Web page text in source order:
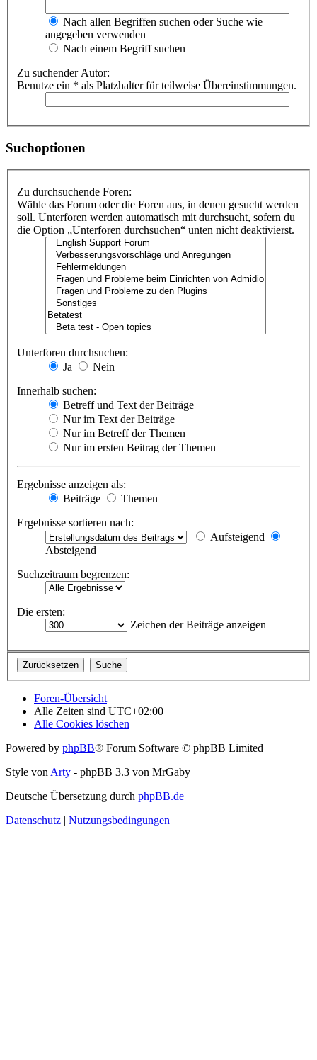
Nach allen Begriffen suchen oder Suche wie
angegeben verwenden
Nach einem Begriff suchen
Zu suchender Autor:
Benutze ein * als Platzhalter für teilweise Übereinstimmungen.
Suchoptionen
Zu durchsuchende Foren:
Wähle das Forum oder die Foren aus, in denen gesucht werden
soll. Unterforen werden automatisch mit durchsucht, sofern du
die Option „Unterforen durchsuchen“ unten nicht deaktivierst.
Unterforen durchsuchen:
Ja
Nein
Innerhalb suchen:
Betreff und Text der Beiträge
Nur im Text der Beiträge
Nur im Betreff der Themen
Nur im ersten Beitrag der Themen
Ergebnisse anzeigen als:
Beiträge
Themen
Ergebnisse sortieren nach:
Aufsteigend
Absteigend
Suchzeitraum begrenzen:
Die ersten:
Zeichen der Beiträge anzeigen
Foren-Übersicht
Alle Zeiten sind UTC+02:00
Alle Cookies löschen
Powered by phpBB® Forum Software © phpBB Limited
Style von Arty - phpBB 3.3 von MrGaby
Deutsche Übersetzung durch phpBB.de
Datenschutz | Nutzungsbedingungen